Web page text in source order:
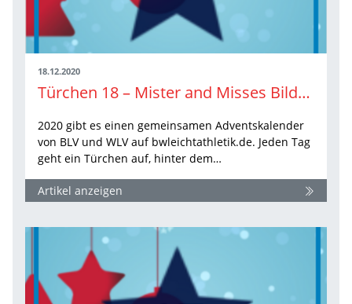
18.12.2020
Türchen 18 – Mister and Misses Bildung
2020 gibt es einen gemeinsamen Adventskalender
von BLV und WLV auf bwleichtathletik.de. Jeden Tag
geht ein Türchen auf, hinter dem…
Artikel anzeigen